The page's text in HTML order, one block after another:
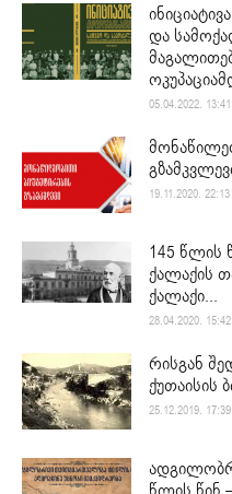
და
05.04.2022. 13:41
19.11.2020. 22:13
145 წლის
ქალაქის
ქალაქი...
28.04.2020. 15:42
რისგან
ქუთაისის
25.12.2019. 17:39